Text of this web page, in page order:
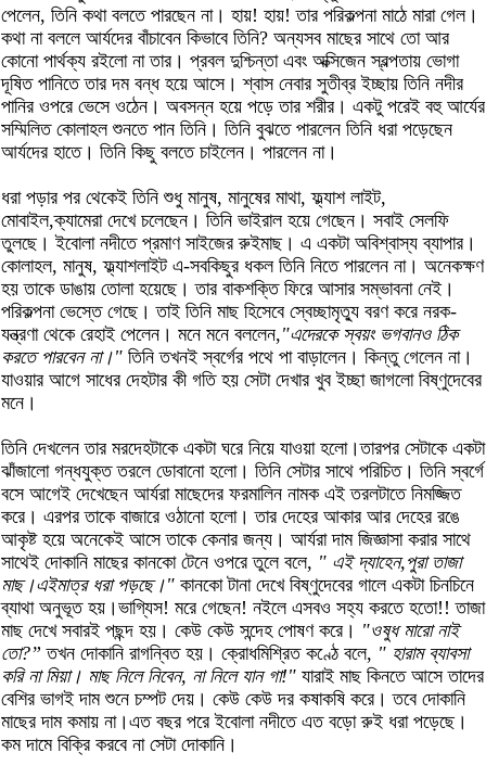
পেলেন, তিনি কথা বলতে পারছেন না। হায়! হায়! তার পরিকল্পনা মাঠে মারা গেল।
কথা না বললে আর্যদের বাঁচাবেন কিভাবে তিনি? অন্যসব মাছের সাথে তো আর
কোনো পার্থক্য রইলো না তার। প্রবল দুশ্চিন্তা এবং অক্সিজেন স্বল্পতায় ভোগা
দূষিত পানিতে তার দম বন্ধ হয়ে আসে। শ্বাস নেবার সুতীব্র ইচ্ছায় তিনি নদীর
পানির ওপরে ভেসে ওঠেন। অবসন্ন হয়ে পড়ে তার শরীর। একটু পরেই বহু আর্যের
সম্মিলিত কোলাহল শুনতে পান তিনি। তিনি বুঝতে পারলেন তিনি ধরা পড়েছেন
আর্যদের হাতে। তিনি কিছু বলতে চাইলেন। পারলেন না।
ধরা পড়ার পর থেকেই তিনি শুধু মানুষ, মানুষের মাথা, ফ্ল্যাশ লাইট,
মোবাইল,ক্যামেরা দেখে চলেছেন। তিনি ভাইরাল হয়ে গেছেন। সবাই সেলফি
তুলছে। ইবোলা নদীতে প্রমাণ সাইজের রুইমাছ। এ একটা অবিশ্বাস্য ব্যাপার।
কোলাহল, মানুষ, ফ্ল্যাশলাইট এ-সবকিছুর ধকল তিনি নিতে পারলেন না। অনেকক্ষণ
হয় তাকে ডাঙায় তোলা হয়েছে। তার বাকশক্তি ফিরে আসার সম্ভাবনা নেই।
পরিকল্পনা ভেস্তে গেছে। তাই তিনি মাছ হিসেবে স্বেচ্ছামৃত্যু বরণ করে নরক-
যন্ত্রণা থেকে রেহাই পেলেন। মনে মনে বললেন,"এদেরকে স্বয়ং ভগবানও ঠিক
করতে পারবেন না।" তিনি তখনই স্বর্গের পথে পা বাড়ালেন। কিন্তু গেলেন না।
যাওয়ার আগে সাধের দেহটার কী গতি হয় সেটা দেখার খুব ইচ্ছা জাগলো বিষ্ণুদেবের
মনে।
তিনি দেখলেন তার মরদেহটাকে একটা ঘরে নিয়ে যাওয়া হলো।তারপর সেটাকে একটা
ঝাঁজালো গন্ধযুক্ত তরলে ডোবানো হলো। তিনি সেটার সাথে পরিচিত। তিনি স্বর্গে
বসে আগেই দেখেছেন আর্যরা মাছেদের ফরমালিন নামক এই তরলটাতে নিমজ্জিত
করে। এরপর তাকে বাজারে ওঠানো হলো। তার দেহের আকার আর দেহের রঙে
আকৃষ্ট হয়ে অনেকেই আসে তাকে কেনার জন্য। আর্যরা দাম জিজ্ঞাসা করার সাথে
সাথেই দোকানি মাছের কানকো টেনে ওপরে তুলে বলে, " এই দ্যাহেন,পুরা তাজা
মাছ।এইমাত্র ধরা পড়ছে।" কানকো টানা দেখে বিষ্ণুদেবের গালে একটা চিনচিনে
ব্যাথা অনুভূত হয়।ভাগ্যিস! মরে গেছেন! নইলে এসবও সহ্য করতে হতো!! তাজা
মাছ দেখে সবারই পছন্দ হয়। কেউ কেউ সন্দেহ পোষণ করে। "ওষুধ মারো নাই
তো?” তখন দোকানি রাগন্বিত হয়। ক্রোধমিশ্রিত কণ্ঠে বলে, " হারাম ব্যাবসা
করি না মিয়া। মাছ নিলে নিবেন, না নিলে যান গা!" যারাই মাছ কিনতে আসে তাদের
বেশির ভাগই দাম শুনে চম্পট দেয়। কেউ কেউ দর কষাকষি করে। তবে দোকানি
মাছের দাম কমায় না।এত বছর পরে ইবোলা নদীতে এত বড়ো রুই ধরা পড়েছে।
কম দামে বিক্রি করবে না সেটা দোকানি।